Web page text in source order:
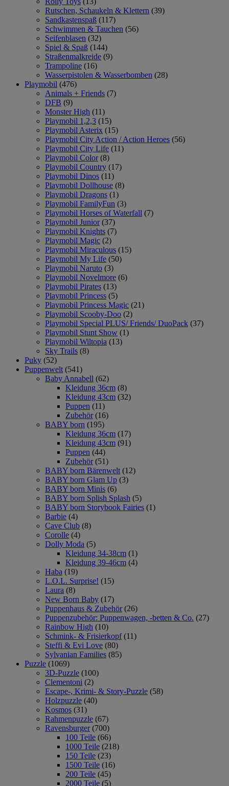
Rutschen, Schaukeln & Klettern (39)
Sandkastenspaß (117)
Schwimmen & Tauchen (56)
Seifenblasen (32)
Spiel & Spaß (144)
Straßenmalkreide (9)
Trampoline (16)
Wasserpistolen & Wasserbomben (28)
Playmobil (476)
Animals + Friends (7)
DFB (9)
Monster High (11)
Playmobil 1,2,3 (15)
Playmobil Asterix (15)
Playmobil City Action / Action Heroes (56)
Playmobil City Life (11)
Playmobil Color (8)
Playmobil Country (17)
Playmobil Dinos (11)
Playmobil Dollhouse (8)
Playmobil Dragons (1)
Playmobil FamilyFun (3)
Playmobil Horses of Waterfall (7)
Playmobil Junior (37)
Playmobil Knights (7)
Playmobil Magic (2)
Playmobil Miraculous (15)
Playmobil My Life (50)
Playmobil Naruto (3)
Playmobil Novelmore (6)
Playmobil Pirates (13)
Playmobil Princess (5)
Playmobil Princess Magic (21)
Playmobil Scooby-Doo (2)
Playmobil Special PLUS/ Friends/ DuoPack (37)
Playmobil Stunt Show (1)
Playmobil Wiltopia (13)
Sky Trails (8)
Puky (52)
Puppenwelt (541)
Baby Annabell (62)
Kleidung 36cm (8)
Kleidung 43cm (32)
Puppen (11)
Zubehör (16)
BABY born (195)
Kleidung 36cm (17)
Kleidung 43cm (91)
Puppen (44)
Zubehör (51)
BABY born Bärenwelt (12)
BABY born Glam Up (3)
BABY born Minis (6)
BABY born Splish Splash (5)
BABY born Storybook Fairies (1)
Barbie (4)
Cave Club (8)
Corolle (4)
Dolly Moda (5)
Kleidung 34-38cm (1)
Kleidung 39-46cm (4)
Haba (19)
L.O.L. Surprise! (15)
Laura (8)
New Born Baby (17)
Puppenhaus & Zubehör (26)
Puppenzubehör: Puppenwagen, -betten & Co. (27)
Rainbow High (10)
Schmink- & Frisierkopf (11)
Steffi & Evi Love (80)
Sylvanian Families (85)
Puzzle (1069)
3D-Puzzle (100)
Clementoni (2)
Escape-, Krimi- & Story-Puzzle (58)
Holzpuzzle (40)
Kosmos (31)
Rahmenpuzzle (67)
Ravensburger (700)
100 Teile (66)
1000 Teile (218)
150 Teile (23)
1500 Teile (16)
200 Teile (45)
2000 Teile (5)